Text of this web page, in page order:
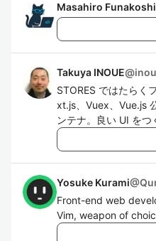
Masahiro Funakoshi
Takuya INOUE@
STORES ではたらく
xt.js、Vuex、Vue.js
ンテナ。良い UI を
Yosuke Kurami@
Front-end web
Vim, weapon of